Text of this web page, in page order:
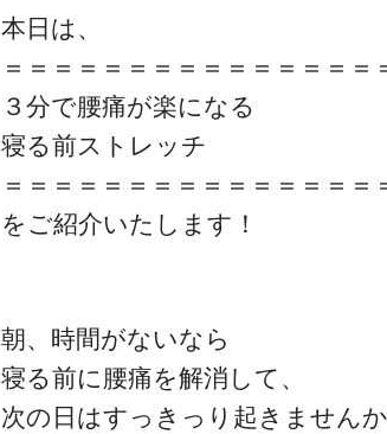
本日は、
＝＝＝＝＝＝＝＝＝＝＝＝＝＝＝
３分で腰痛が楽になる
寝る前ストレッチ
＝＝＝＝＝＝＝＝＝＝＝＝＝＝＝
をご紹介いたします！
朝、時間がないなら
寝る前に腰痛を解消して、
次の日はすっきっり起きませんか